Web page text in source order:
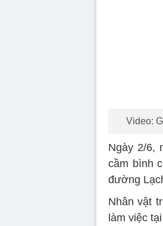
Video:
Ngày 2/6,
cầm bình
đường
Nhân vật
làm việc